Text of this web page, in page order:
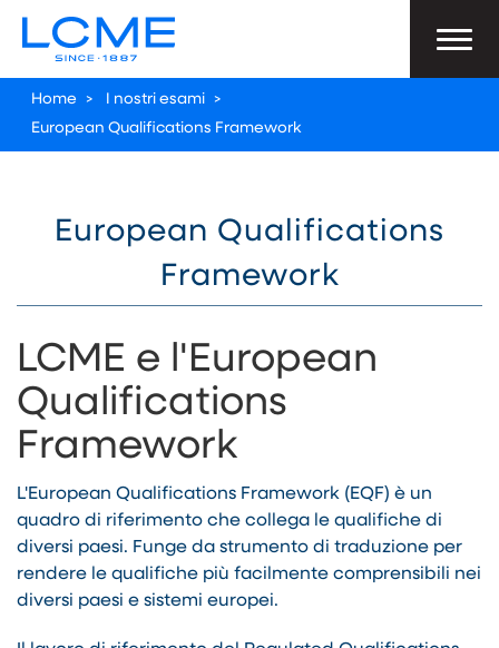
Home > I nostri esami >
European Qualifications Framework
European Qualifications
Framework
LCME e l'European
Qualifications
Framework
L'European Qualifications Framework (EQF) è un
quadro di riferimento che collega le qualifiche di
diversi paesi. Funge da strumento di traduzione per
rendere le qualifiche più facilmente comprensibili nei
diversi paesi e sistemi europei.